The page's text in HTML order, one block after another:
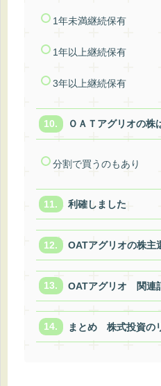
1年未満継続保有
1年以上継続保有
3年以上継続保有
ＯＡＴアグリオの株
分割で買うのもあり
利確しました
OATアグリオの株主
OATアグリオ 関連
まとめ 株式投資の